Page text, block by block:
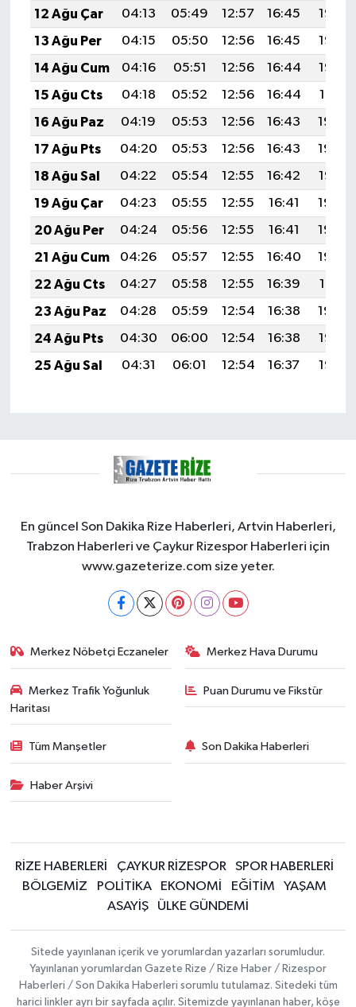
12 Ağu Çar
04:13 05:49 12:57 16:45
19:55
13 Ağu Per
04:15 05:50 12:56 16:45
19:53
14 Ağu Cum
04:16 05:51 12:56 16:44
19:52
15 Ağu Cts
04:18 05:52 12:56 16:44
19:51
16 Ağu Paz
04:19 05:53 12:56 16:43
19:49
17 Ağu Pts
04:20 05:53 12:56 16:43
19:48
18 Ağu Sal
04:22 05:54 12:55 16:42
19:47
19 Ağu Çar
04:23 05:55 12:55 16:41
19:45
20 Ağu Per
04:24 05:56 12:55 16:41
19:44
21 Ağu Cum
04:26 05:57 12:55 16:40
19:42
22 Ağu Cts
04:27 05:58 12:55 16:39
19:41
23 Ağu Paz
04:28 05:59 12:54 16:38
19:40
24 Ağu Pts
04:30 06:00 12:54 16:38
19:38
25 Ağu Sal
04:31 06:01 12:54 16:37 19:37
En güncel Son Dakika Rize Haberleri, Artvin Haberleri,
Trabzon Haberleri ve Çaykur Rizespor Haberleri için
www.gazeterize.com size yeter.
Merkez Nöbetçi Eczaneler Merkez Hava Durumu
Merkez Trafik Yoğunluk
Haritası
Puan Durumu ve Fikstür
Tüm Manşetler Son Dakika Haberleri
Haber Arşivi
RİZE HABERLERİ ÇAYKUR RİZESPOR
SPOR HABERLERİ
BÖLGEMİZ
POLİTİKA EKONOMİ EĞİTİM
YAŞAM
ASAYİŞ
ÜLKE GÜNDEMİ
Sitede yayınlanan içerik ve yorumlardan yazarları sorumludur.
Yayınlanan yorumlardan Gazete Rize / Rize Haber / Rizespor
Haberleri / Son Dakika Haberleri sorumlu tutulamaz. Sitedeki tüm
harici linkler ayrı bir sayfada açılır. Sitemizde yayınlanan haber, köşe
YEREL
Yerel Haberler